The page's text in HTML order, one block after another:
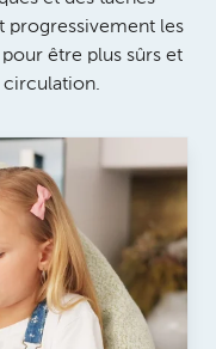
progressivement les
être plus sûrs et
circulation.